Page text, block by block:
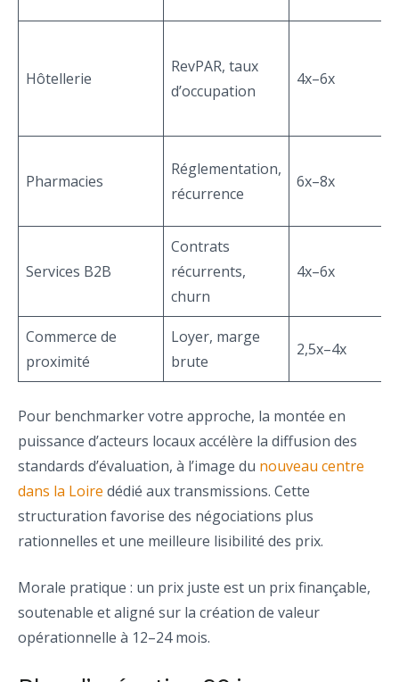
Hôtellerie
RevPAR, taux
d’occupation
4x–6x
Pharmacies
Réglementation,
récurrence
6x–8x
Services B2B
Contrats
récurrents,
churn
4x–6x
Commerce de
proximité
Loyer, marge
brute
2,5x–4x
Pour benchmarker votre approche, la montée en
puissance d’acteurs locaux accélère la diffusion des
standards d’évaluation, à l’image du nouveau centre
dans la Loire dédié aux transmissions. Cette
structuration favorise des négociations plus
rationnelles et une meilleure lisibilité des prix.
Morale pratique : un prix juste est un prix finançable,
soutenable et aligné sur la création de valeur
opérationnelle à 12–24 mois.